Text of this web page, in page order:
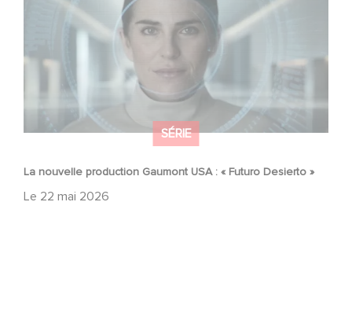
SÉRIE
La nouvelle production Gaumont USA : « Futuro Desierto »
Le 22 mai 2026